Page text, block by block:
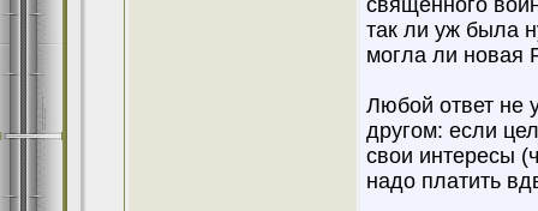
священного
так ли уж была
могла ли новая
Любой ответ не
другом: если
свои интересы
надо платить